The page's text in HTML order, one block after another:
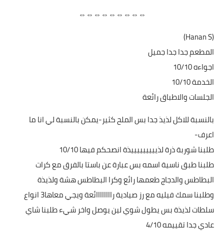
⇔⇔⇔⇔⇔⇔⇔⇔⇔
(Hanan S)
المطعم جدا جدا جميل
اجواءه 10/10
الخدمة 10/10
الجلسات والاطباق رائعة
بالنسبة للاكل لذيذ جدا بس الملح كثير-يمكن بالنسبة لي انا ما
اعرف-
طلبنا شوربة ذرة لذيييييييييذة انصحكم فيها 10/10
طلبنا طبق ناسية اسمه بس عبارة عن باستا بالفرق مع كرات
البطاطس والدجاج طعمها رائع وكرا البطاطس هشة ولذيذة
وطلبنا سمك فيليه مع رز صيادية راااااااائعة ويجي معاها3 انواع
سلطات لذيذة بس يطول شوي لين يوصل واخر شيء طلبنا شاي
عادي جدا تقييمه 4/10